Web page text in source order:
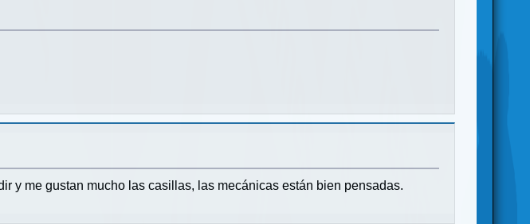
y me gustan mucho las casillas, las mecánicas están bien pensadas.